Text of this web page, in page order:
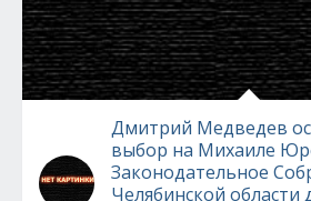
Дмитрий Медведев
выбор на Михаиле
Законодательное
Челябинской